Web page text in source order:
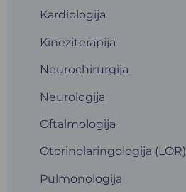
Kardiologija
Kineziterapija
Neurochirurgija
Neurologija
Oftalmologija
Otorinolaringologija (LOR)
Pulmonologija